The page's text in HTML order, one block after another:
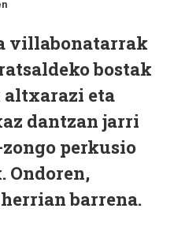
villabonatarrak
bostak
eta
dantzan jarri
perkusio
Ondoren,
barrena.